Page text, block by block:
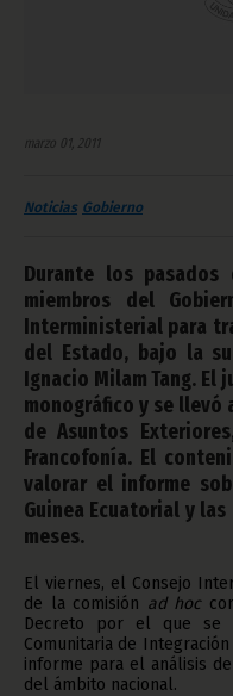
marzo 01, 2011
Noticias Gobierno
Durante los
miembros del
Interministerial para
del Estado, bajo la
Ignacio Milam Tang. El
monográfico y se llevó
de Asuntos
Francofonía. El
valorar el informe
Guinea Ecuatorial y
meses.
El viernes, el Consejo
de la comisión ad hoc
Decreto por el que se
Comunitaria de
informe para el análisis
del ámbito nacional.